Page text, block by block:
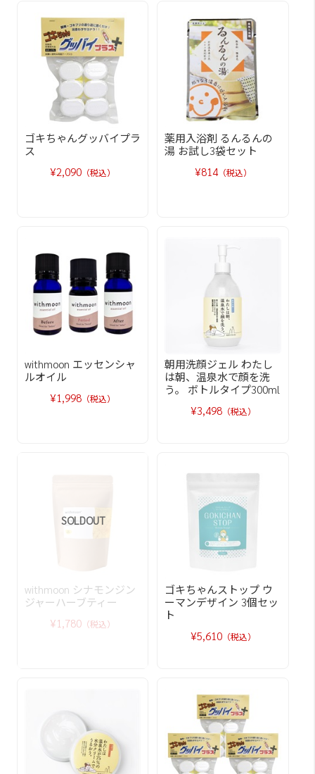
ゴキちゃんグッバイプラ
ス
¥2,090 （税込）
薬用入浴剤 るんるんの
湯 お試し3袋セット
¥814（税込）
withmoon エッセンシャ
ルオイル
¥1,998 （税込）
朝用洗顔ジェル わたし
は朝、温泉水で顔を洗
う。 ボトルタイプ300ml
¥3,498（税込）
SOLDOUT
withmoon シナモンジン
ジャーハーブティー
¥1,780 （税込）
ゴキちゃんストップ ウ
ーマンデザイン 3個セッ
ト
¥5,610（税込）